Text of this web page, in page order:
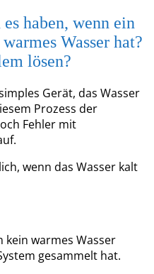
haben, wenn ein
Wasser hat?
lösen?
Gerät, das Wasser
Prozess der
Fehler mit
wenn das Wasser kalt
kein warmes Wasser
gesammelt hat.